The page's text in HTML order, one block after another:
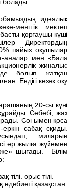
болады.
идеялық
меншік мектеп
қорғаушы күші
Директордың
пайыз оқушылар
аналар мен «Бала
жиналыс
болып жатқан
Ендігі кезек оқу
20-сы күні
Себебі, жаз
Сонымен қоса
сабақ оқиды.
миларын
әр жылға жүйемен
шығады. Білім
тілі, орыс тілі,
әдебиеті қазақстан